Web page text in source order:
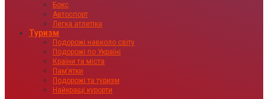
Бокс
Автоспорт
Легка атлетіка
Туризм
Подорожі навколо світу
Подорожі по Україні
Країни та міста
Пам’ятки
Подорожі та туризм
Найкращі курорти